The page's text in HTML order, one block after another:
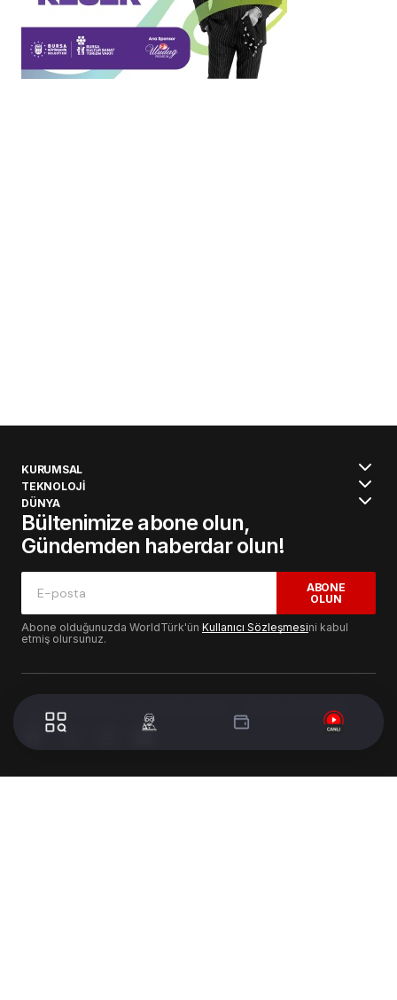
KURUMSAL
TEKNOLOJİ
DÜNYA
Bültenimize abone olun,
Gündemden haberdar olun!
ABONE
OLUN
Abone olduğunuzda WorldTürk'ün Kullanıcı Sözleşmesini kabul
etmiş olursunuz.
© 2024 WorldTurk. Tüm Hakları Saklıdır. - Tasarım & Geliştirme :
Volion's